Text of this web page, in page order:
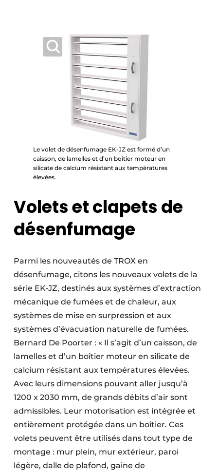
Le volet de désenfumage EK-JZ est formé d’un
caisson, de lamelles et d’un boîtier moteur en
silicate de calcium résistant aux températures
élevées.
Volets et clapets de
désenfumage
Parmi les nouveautés de TROX en
désenfumage, citons les nouveaux volets de la
série EK-JZ, destinés aux systèmes d’extraction
mécanique de fumées et de chaleur, aux
systèmes de mise en surpression et aux
systèmes d’évacuation naturelle de fumées.
Bernard De Poorter : « Il s’agit d’un caisson, de
lamelles et d’un boîtier moteur en silicate de
calcium résistant aux températures élevées.
Avec leurs dimensions pouvant aller jusqu’à
1200 x 2030 mm, de grands débits d’air sont
admissibles. Leur motorisation est intégrée et
entièrement protégée dans un boîtier. Ces
volets peuvent être utilisés dans tout type de
montage : mur plein, mur extérieur, paroi
légère, dalle de plafond, gaine de